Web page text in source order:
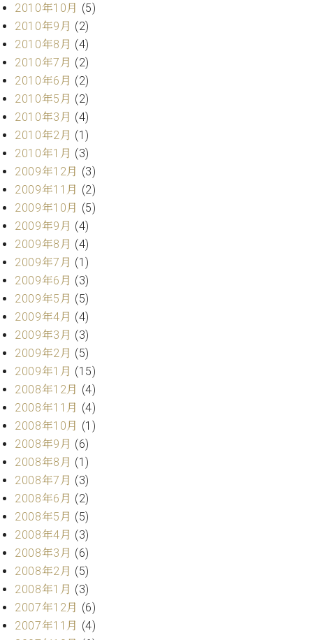
2010年10月 (5)
2010年9月 (2)
2010年8月 (4)
2010年7月 (2)
2010年6月 (2)
2010年5月 (2)
2010年3月 (4)
2010年2月 (1)
2010年1月 (3)
2009年12月 (3)
2009年11月 (2)
2009年10月 (5)
2009年9月 (4)
2009年8月 (4)
2009年7月 (1)
2009年6月 (3)
2009年5月 (5)
2009年4月 (4)
2009年3月 (3)
2009年2月 (5)
2009年1月 (15)
2008年12月 (4)
2008年11月 (4)
2008年10月 (1)
2008年9月 (6)
2008年8月 (1)
2008年7月 (3)
2008年6月 (2)
2008年5月 (5)
2008年4月 (3)
2008年3月 (6)
2008年2月 (5)
2008年1月 (3)
2007年12月 (6)
2007年11月 (4)